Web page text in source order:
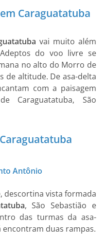
Caraguatatuba
vai muito além
do voo livre se
no alto do Morro de
de altitude. De asa-delta
com a paisagem
Caraguatatuba, São
Antônio
descortina vista formada
, São Sebastião e
das turmas da asa-
duas rampas.